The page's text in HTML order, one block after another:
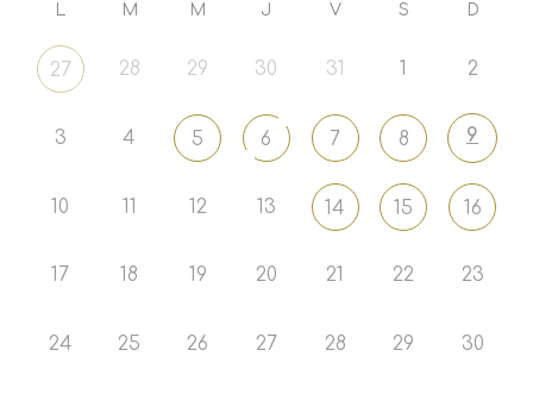
L M M J V S D
27 28 29 30 31 1 2
3 4 5 6 7 8 9
10 11 12 13 14 15 16
17 18 19 20 21 22 23
24 25 26 27 28 29 30